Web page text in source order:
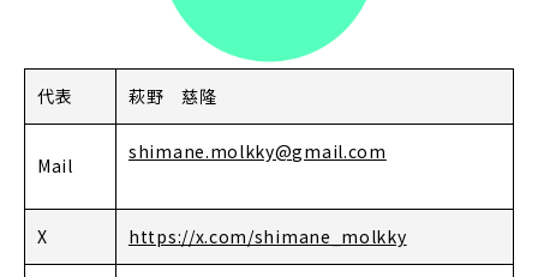
代表 萩野 慈隆
Mail
shimane.molkky@gmail.com
X https://x.com/shimane_molkky